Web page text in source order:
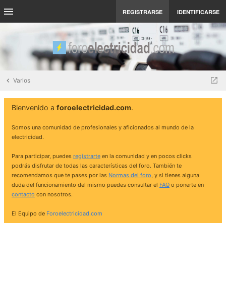
REGISTRARSE IDENTIFICARSE
Varios
Bienvenido a foroelectricidad.com.
Somos una comunidad de profesionales y aficionados al mundo de la
electricidad.
Para participar, puedes registrarte en la comunidad y en pocos clicks
podrás disfrutar de todas las características del foro. También te
recomendamos que te pases por las Normas del foro, y si tienes alguna
duda del funcionamiento del mismo puedes consultar el FAQ o ponerte en
contacto con nosotros.
El Equipo de Foroelectricidad.com